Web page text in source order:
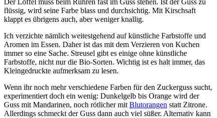
flüssig, wird seine Farbe blass und durchsichtig. Mit Kirschsaft
klappt es übrigens auch, aber weniger knallig.
Ich verzichte nämlich weitestgehend auf künstliche Farbstoffe und
Aromen im Essen. Daher ist das mit dem Verzieren von Kuchen
immer so eine Sache. Streusel gibt es einige ohne künstliche
Farbstoffe, nicht nur die Bio-Sorten. Wichtig ist es halt immer, das
Kleingedruckte aufmerksam zu lesen.
Wenn ihr noch mehr verschiedene Farben für den Zuckerguss sucht,
experimentiert doch ein wenig: Dunkelgelb bis Orange wird der
Guss mit Mandarinen, noch rötlicher mit Blutorangen statt Zitrone.
Allerdings schmeckt der Guss dann auch viel süßer. Alternativ kann